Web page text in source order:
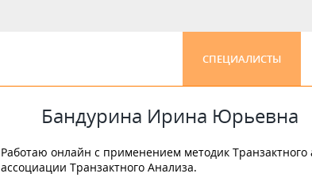
СПЕЦИАЛИСТЫ
Бандурина Ирина Юрьевна
Работаю онлайн с применением методик
ассоциации Транзактного Анализа.